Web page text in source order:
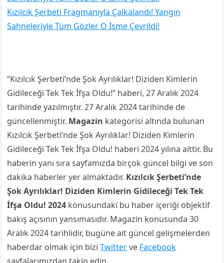
Kızılcık Şerbeti Fragmanıyla Çalkalandı! Yangın
Sahneleriyle Tüm Gözler O İsme Çevrildi!
“Kızılcık Şerbeti’nde Şok Ayrılıklar! Diziden Kimlerin
Gidileceği Tek Tek İfşa Oldu!” haberi, 27 Aralık 2024
tarihinde yazılmıştır. 27 Aralık 2024 tarihinde de
güncellenmiştir. Magazin kategorisi altında bulunan
Kızılcık Şerbeti’nde Şok Ayrılıklar! Diziden Kimlerin
Gidileceği Tek Tek İfşa Oldu! haberi 2024 yılına aittir. Bu
haberin yanı sıra sayfamızda birçok güncel bilgi ve son
dakika haberler yer almaktadır. Kızılcık Şerbeti’nde
Şok Ayrılıklar! Diziden Kimlerin Gidileceği Tek Tek
İfşa Oldu! 2024 konusundaki bu haber içeriği objektif
bakış açısının yansımasıdır. Magazin konusunda 30
Aralık 2024 tarihlidir, bugüne ait güncel gelişmelerden
haberdar olmak için biziTwitterve Facebook